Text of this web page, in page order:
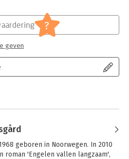
en romans
?
geven
geboren in Noorwegen. In 2010
roman 'Engelen vallen langzaam',